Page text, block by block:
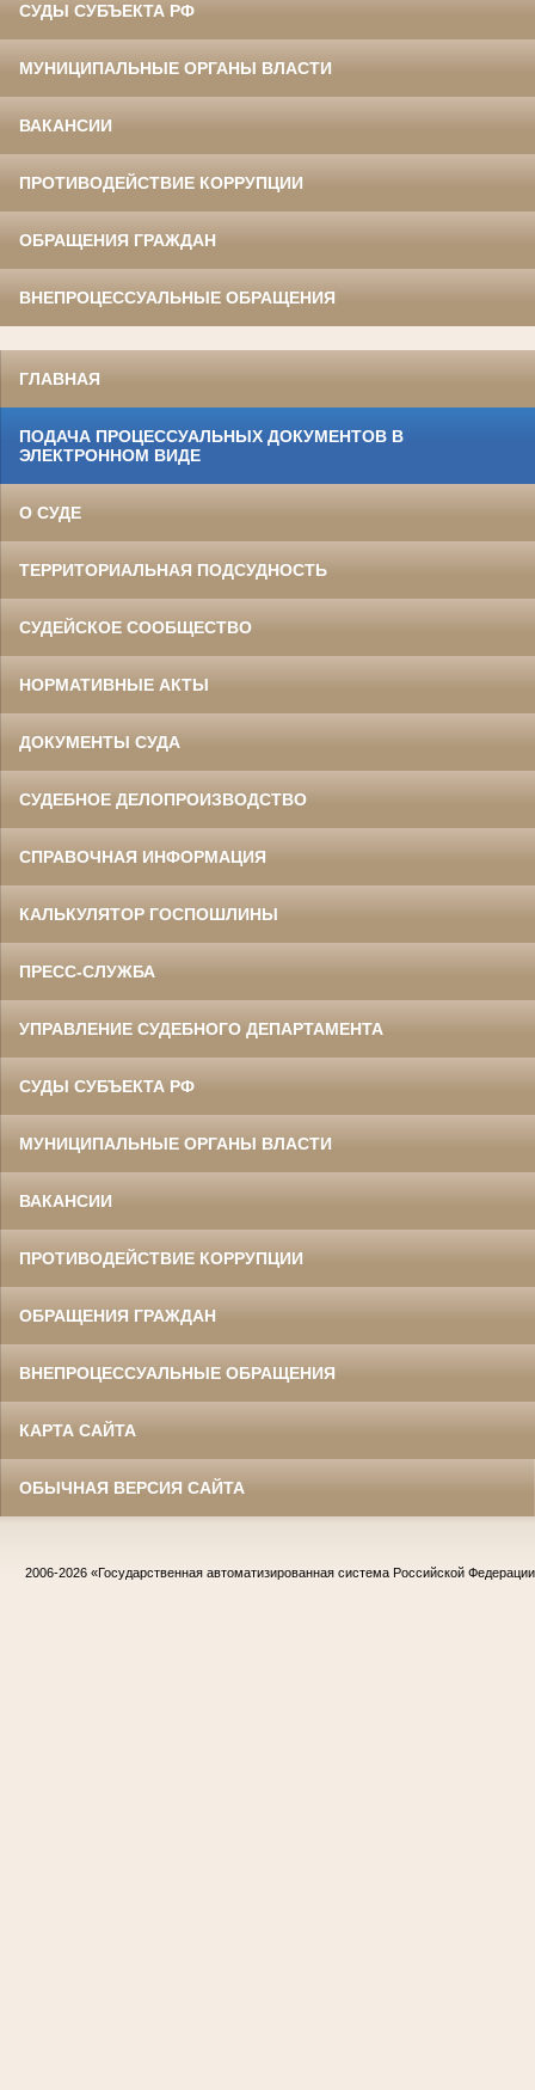
СУДЫ СУБЪЕКТА РФ
МУНИЦИПАЛЬНЫЕ ОРГАНЫ ВЛАСТИ
ВАКАНСИИ
ПРОТИВОДЕЙСТВИЕ КОРРУПЦИИ
ОБРАЩЕНИЯ ГРАЖДАН
ВНЕПРОЦЕССУАЛЬНЫЕ ОБРАЩЕНИЯ
ГЛАВНАЯ
ПОДАЧА ПРОЦЕССУАЛЬНЫХ ДОКУМЕНТОВ В
ЭЛЕКТРОННОМ ВИДЕ
О СУДЕ
ТЕРРИТОРИАЛЬНАЯ ПОДСУДНОСТЬ
СУДЕЙСКОЕ СООБЩЕСТВО
НОРМАТИВНЫЕ АКТЫ
ДОКУМЕНТЫ СУДА
СУДЕБНОЕ ДЕЛОПРОИЗВОДСТВО
СПРАВОЧНАЯ ИНФОРМАЦИЯ
КАЛЬКУЛЯТОР ГОСПОШЛИНЫ
ПРЕСС-СЛУЖБА
УПРАВЛЕНИЕ СУДЕБНОГО ДЕПАРТАМЕНТА
СУДЫ СУБЪЕКТА РФ
МУНИЦИПАЛЬНЫЕ ОРГАНЫ ВЛАСТИ
ВАКАНСИИ
ПРОТИВОДЕЙСТВИЕ КОРРУПЦИИ
ОБРАЩЕНИЯ ГРАЖДАН
ВНЕПРОЦЕССУАЛЬНЫЕ ОБРАЩЕНИЯ
КАРТА САЙТА
ОБЫЧНАЯ ВЕРСИЯ САЙТА
2006-2026 «Государственная автоматизированная система Российской